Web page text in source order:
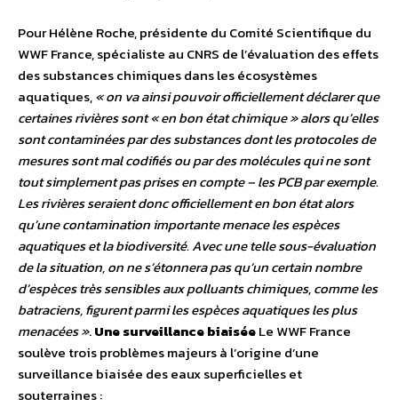
Pour Hélène Roche, présidente du Comité Scientifique du
WWF France, spécialiste au CNRS de l’évaluation des effets
des substances chimiques dans les écosystèmes
aquatiques,« on va ainsi pouvoir officiellement déclarer que
certaines rivières sont « en bon état chimique » alors qu’elles
sont contaminées par des substances dont les protocoles de
mesures sont mal codifiés ou par des molécules qui ne sont
tout simplement pas prises en compte – les PCB par exemple.
Les rivières seraient donc officiellement en bon état alors
qu’une contamination importante menace les espèces
aquatiques et la biodiversité. Avec une telle sous-évaluation
de la situation, on ne s’étonnera pas qu’un certain nombre
d’espèces très sensibles aux polluants chimiques, comme les
batraciens, figurent parmi les espèces aquatiques les plus
menacées ».Une surveillance biaiséeLe WWF France
soulève trois problèmes majeurs à l’origine d’une
surveillance biaisée des eaux superficielles et
souterraines :